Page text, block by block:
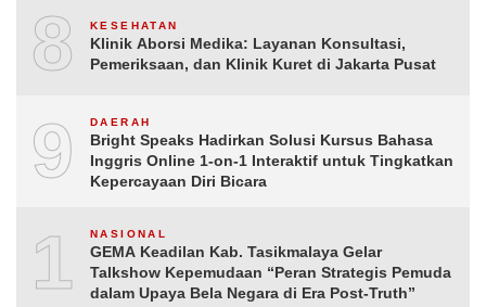
8 KESEHATAN
Klinik Aborsi Medika: Layanan Konsultasi,
Pemeriksaan, dan Klinik Kuret di Jakarta Pusat
9 DAERAH
Bright Speaks Hadirkan Solusi Kursus Bahasa
Inggris Online 1-on-1 Interaktif untuk Tingkatkan
Kepercayaan Diri Bicara
10NASIONAL
GEMA Keadilan Kab. Tasikmalaya Gelar
Talkshow Kepemudaan “Peran Strategis Pemuda
dalam Upaya Bela Negara di Era Post-Truth”